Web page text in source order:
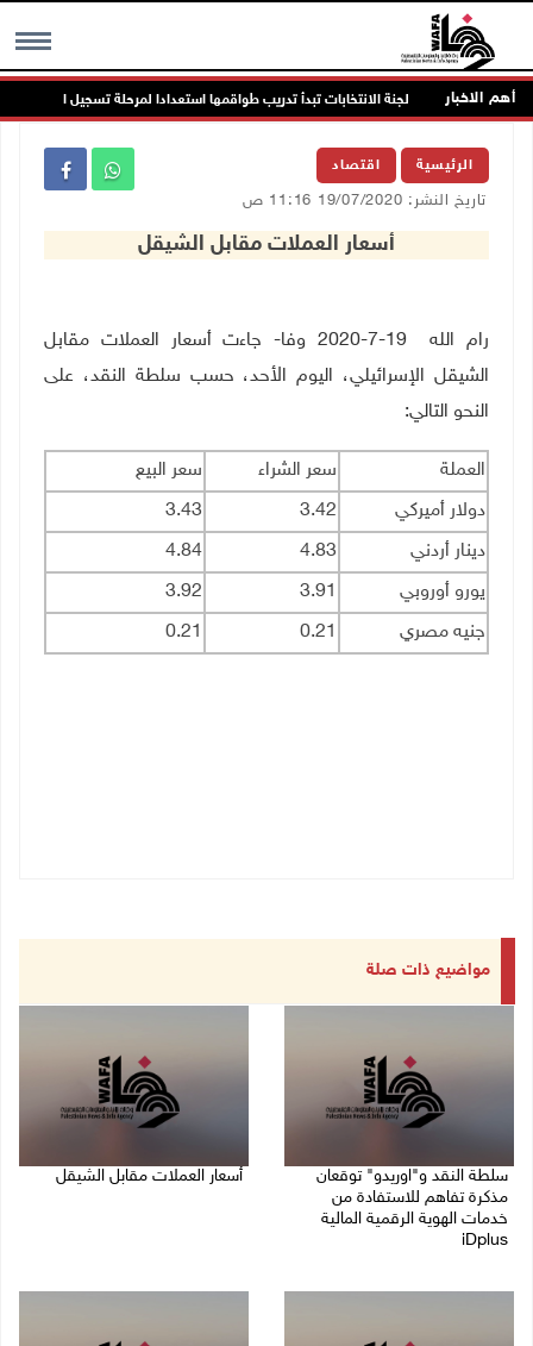
MENU أهم الاخبار لجنة الانتخابات تبدأ تدريب طواقمها استعدادا لمرحلة تسجيل الناخبين
الرئيسية اقتصاد
تاريخ النشر: 19/07/2020 11:16 ص
أسعار العملات مقابل الشيقل
رام الله 19-7-2020 وفا- جاءت أسعار العملات مقابل
الشيقل الإسرائيلي، اليوم الأحد، حسب سلطة النقد، على
النحو التالي:
العملة سعر الشراء
سعر البيع
دولار أميركي
3.42
3.43
دينار أردني
4.83
4.84
يورو أوروبي
3.91
3.92
جنيه مصري
0.21
0.21
مواضيع ذات صلة
سلطة النقد و"اوريدو" توقعان
مذكرة تفاهم للاستفادة من
خدمات الهوية الرقمية المالية
iDplus
أسعار العملات مقابل الشيقل